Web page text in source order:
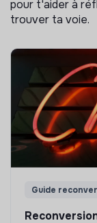
pour t'aider à
trouver ta voie.
Guide